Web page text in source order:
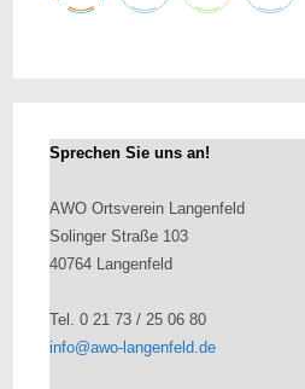
Sprechen Sie uns an!
AWO Ortsverein Langenfeld
Solinger Straße 103
40764 Langenfeld
Tel. 0 21 73 / 25 06 80
info@awo-langenfeld.de